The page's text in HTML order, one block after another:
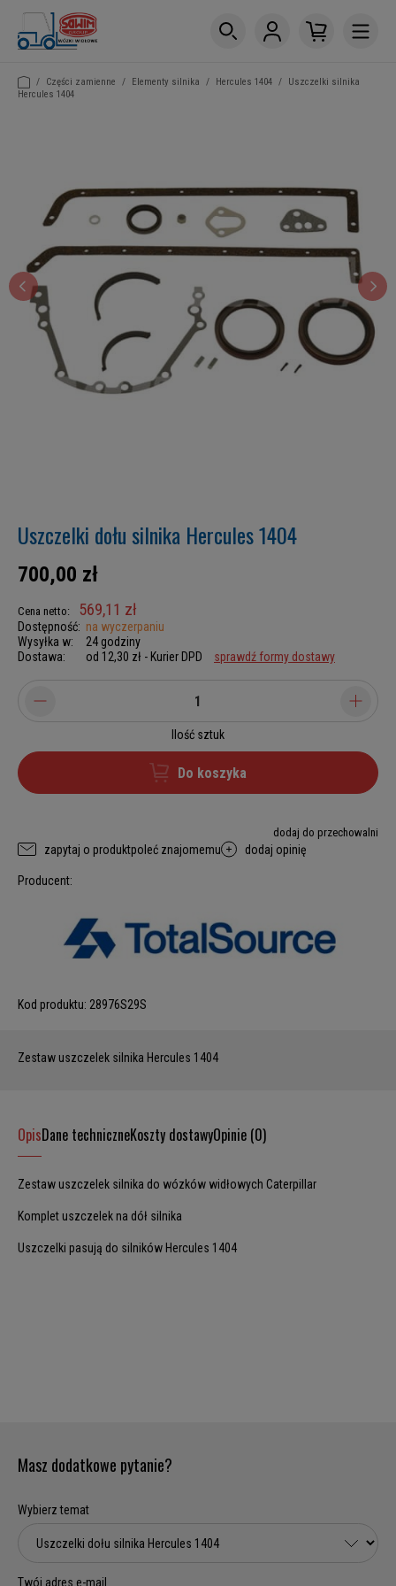
/ Części zamienne / Elementy silnika / Hercules 1404 /
Uszczelki silnika
Hercules 1404
Uszczelki dołu silnika Hercules 1404
700,00 zł
Cena netto: 569,11 zł
Dostępność: na wyczerpaniu
Wysyłka w:
24 godziny
Dostawa:
od 12,30 zł - Kurier DPD sprawdź formy dostawy
Ilość sztuk
Do koszyka
dodaj do przechowalni
zapytaj o produktpoleć znajomemu dodaj opinię
Producent:
Kod produktu: 28976S29S
Zestaw uszczelek silnika Hercules 1404
OpisDane techniczneKoszty dostawyOpinie (0)
Zestaw uszczelek silnika do wózków widłowych Caterpillar
Komplet uszczelek na dół silnika
Uszczelki pasują do silników Hercules 1404
Masz dodatkowe pytanie?